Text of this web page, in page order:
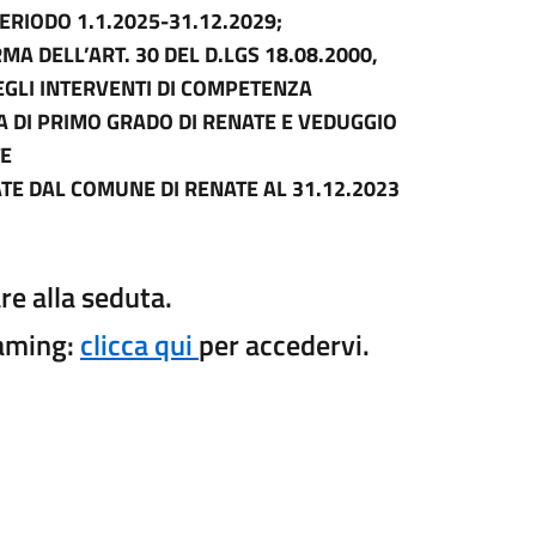
1.1.2025-31.12.2029;
DELL’ART. 30 DEL D.LGS 18.08.2000,
INTERVENTI DI COMPETENZA
PRIMO GRADO DI RENATE E VEDUGGIO
DAL COMUNE DI RENATE AL 31.12.2023
alla seduta.
clicca quiper accedervi.